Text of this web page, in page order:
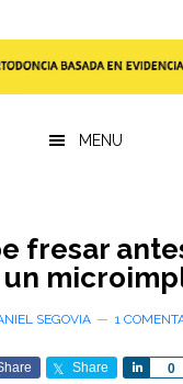
MENU
fresar
SEGOVIA 1
Share 0
Share